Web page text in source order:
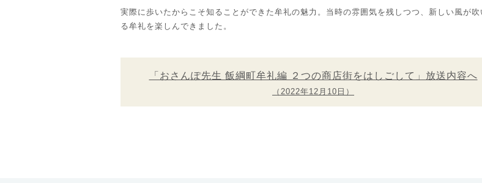
実際に歩いたからこそ知ることができた牟礼の魅力。当時の雰囲気を残しつつ、新しい風が吹
る牟礼を楽しんできました。
「おさんぽ先生 飯綱町牟礼編 ２つの商店街をはしごして」放送内容へ
（2022年12月10日）